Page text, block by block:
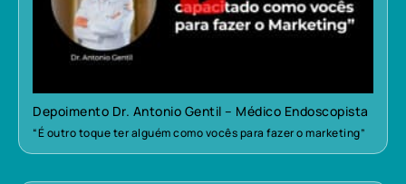
Depoimento Dr. Antonio Gentil – Médico Endoscopista
“É outro toque ter alguém como vocês para fazer o marketing”